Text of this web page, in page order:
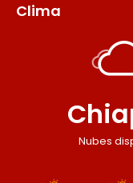
Clima
Nubes